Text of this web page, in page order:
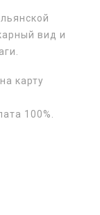
вид и
карту
100%.